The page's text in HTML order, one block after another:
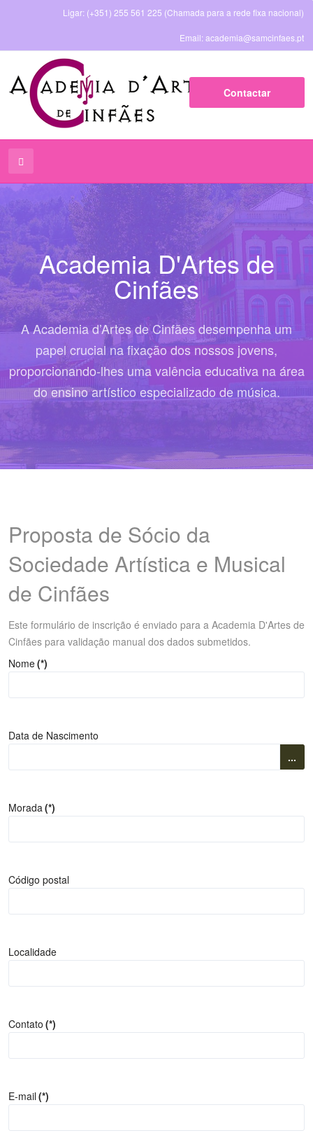
Ligar: (+351) 255 561 225 (Chamada para a rede fixa nacional)
Email: academia@samcinfaespt
Contactar
Academia D'Artes de
Cinfães
A Academia d’Artes de Cinfães desempenha um
papel crucial na fixação dos nossos jovens,
proporcionando-lhes uma valência educativa na área
do ensino artístico especializado de música.
Proposta de Sócio da
Sociedade Artística e Musical
de Cinfães
Este formulário de inscrição é enviado para a Academia D'Artes de
Cinfães para validação manual dos dados submetidos.
Nome(*)
Data de Nascimento
...
Morada(*)
Código postal
Localidade
Contato (*)
E-mail(*)